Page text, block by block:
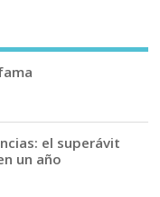
el superávit
un año